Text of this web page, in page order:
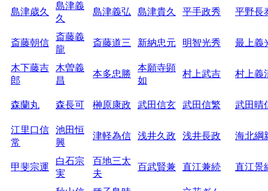
島津歳久
島津義
久
島津義弘 島津貴久 平手政秀 平野長
斎藤朝信
斎藤義
龍
斎藤道三 新納忠元 明智光秀 最上義
木下藤吉
郎
木曽義
昌
本多忠勝
本願寺顕
如
村上武吉 村上義
森蘭丸 森長可 榊原康政 武田信玄 武田信繁 武田晴
江里口信
常
池田恒
興
津軽為信 浅井久政 浅井長政 海北綱
甲斐宗運
白石宗
実
百地三太
夫
百武賢兼 直江兼続 直江景